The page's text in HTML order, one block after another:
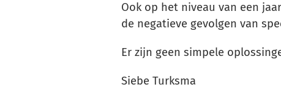
Ook op het niveau van een
de negatieve gevolgen van
Er zijn geen simpele
Siebe Turksma